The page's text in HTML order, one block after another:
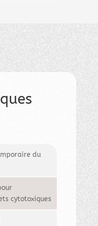
du
cytotoxiques